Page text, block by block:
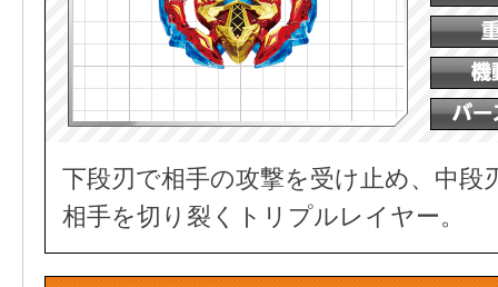
下段刃で相手の攻撃を受け止め、中段
相手を切り裂くトリプルレイヤー。